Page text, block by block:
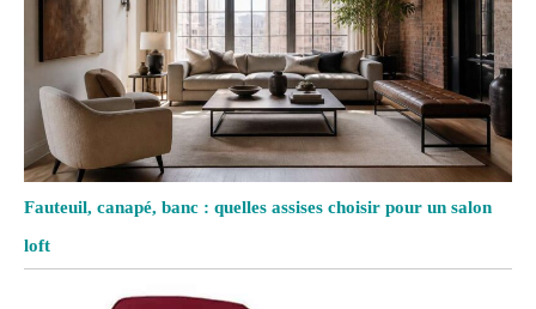
Fauteuil, canapé, banc : quelles assises choisir pour un salon
loft